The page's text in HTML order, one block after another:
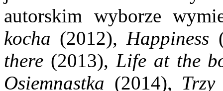
autorskim wyborze
kocha (2012),Happiness
there (2013), Life at the
Osiemnastka (2014),